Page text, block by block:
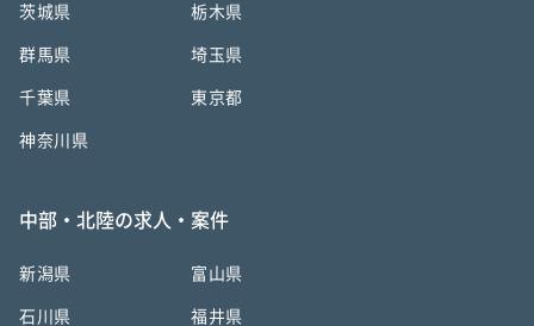
茨城県 栃木県
群馬県 埼玉県
千葉県 東京都
神奈川県
中部・北陸の求人・案件
新潟県 富山県
石川県 福井県